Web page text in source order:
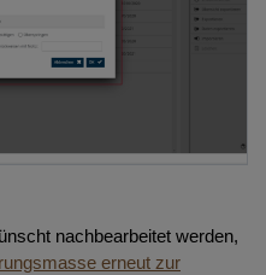
nachbearbeitet werden,
erneut zur